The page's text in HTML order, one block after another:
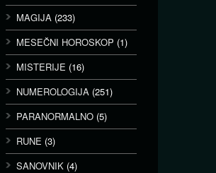
MAGIJA (233)
MESEČNI HOROSKOP (1)
MISTERIJE (16)
NUMEROLOGIJA (251)
PARANORMALNO (5)
RUNE (3)
SANOVNIK (4)